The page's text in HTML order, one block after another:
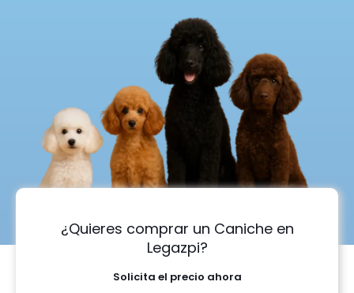
¿Quieres comprar un Caniche en
Legazpi?
Solicita el precio ahora